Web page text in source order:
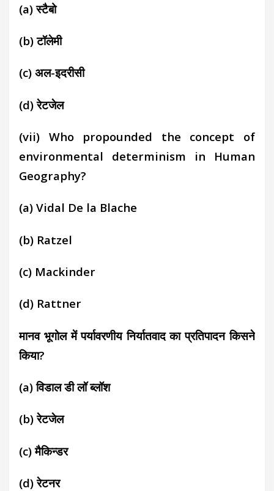
(a)स्टैबो
(b) टॉलेमी
(c)अल-इदरीसी
(d)रेटजेल
(vii) Who propounded the concept of
environmental determinism in Human
Geography?
(a)Vidal De la Blache
(b) Ratzel
(c) Mackinder
(d) Rattner
मानव भूगोल में पर्यावरणीय निर्यातवाद का प्रतिपादन किसने
किया?
(a)विडाल डी लॉ ब्लॉश
(b)रेटजेल
(c)मैकिन्डर
(d)रेटनर